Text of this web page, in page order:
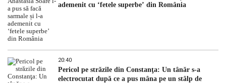
ademenit cu ‘fetele superbe’ din România
20:40
Pericol pe străzile din Constanţa: Un tânăr s-a
electrocutat după ce a pus mâna pe un stâlp de